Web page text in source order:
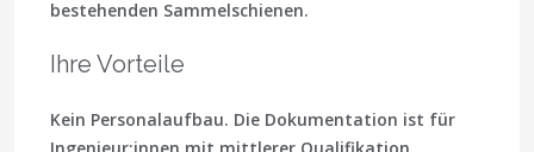
bestehenden Sammelschienen.
Ihre Vorteile
Kein Personalaufbau. Die Dokumentation ist für